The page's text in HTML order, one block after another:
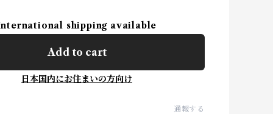
shipping available
Add to cart
日本国内にお住まいの方向け
通報する